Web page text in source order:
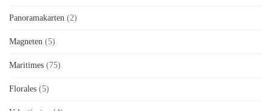
Panoramakarten (2)
Magneten (5)
Maritimes (75)
Florales (5)